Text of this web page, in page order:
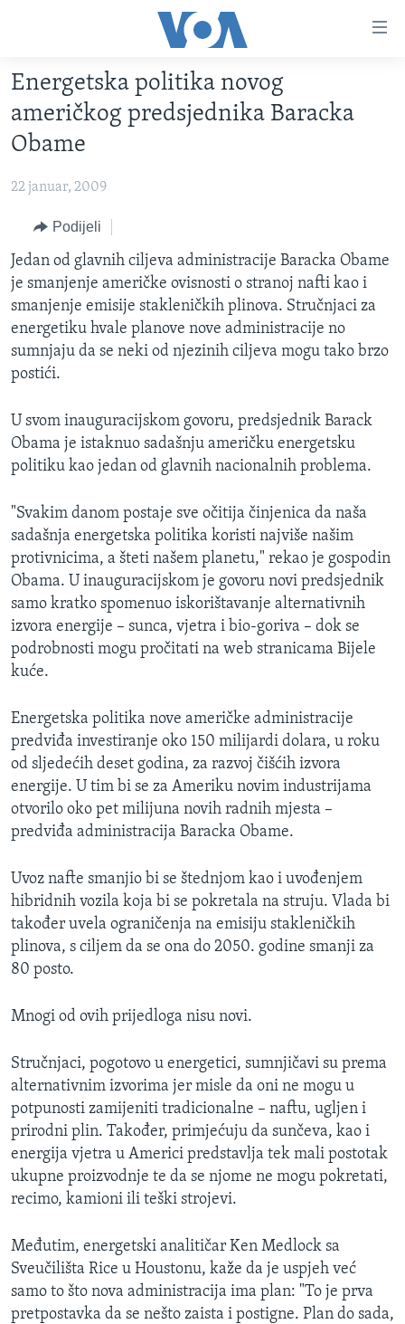
glavni
sadržaj
Pređi
na
glavnu
navigaciju
pretragu
TV PROGRAM
VIDEO
VIJESTI
SJEDINJENE AMERIČKE DRŽAVE
BOSNA I HERCEGOVINA
SVIJET
NAUKA I TEHNOLOGIJA
SPECIJALNI PROJEKTI
KORUPCIJA
SLOBODA MEDIJA
ŽENSKA STRANA
MAGAZIN
O GLASU AMERIKE
Learning English
PRATITE NAS
Jezici
Energetska politika novog
američkog predsjednika Baracka
Obame
22 januar, 2009
Podijeli
Jedan od glavnih ciljeva administracije Baracka Obame
je smanjenje američke ovisnosti o stranoj nafti kao i
smanjenje emisije stakleničkih plinova. Stručnjaci za
energetiku hvale planove nove administracije no
sumnjaju da se neki od njezinih ciljeva mogu tako brzo
postići.
U svom inauguracijskom govoru, predsjednik Barack
Obama je istaknuo sadašnju američku energetsku
politiku kao jedan od glavnih nacionalnih problema.
"Svakim danom postaje sve očitija činjenica da naša
sadašnja energetska politika koristi najviše našim
protivnicima, a šteti našem planetu," rekao je gospodin
Obama. U inauguracijskom je govoru novi predsjednik
samo kratko spomenuo iskorištavanje alternativnih
izvora energije – sunca, vjetra i bio-goriva – dok se
podrobnosti mogu pročitati na web stranicama Bijele
kuće.
Energetska politika nove američke administracije
predviđa investiranje oko 150 milijardi dolara, u roku
od sljedećih deset godina, za razvoj čišćih izvora
energije. U tim bi se za Ameriku novim industrijama
otvorilo oko pet milijuna novih radnih mjesta –
predviđa administracija Baracka Obame.
Uvoz nafte smanjio bi se štednjom kao i uvođenjem
hibridnih vozila koja bi se pokretala na struju. Vlada bi
također uvela ograničenja na emisiju stakleničkih
plinova, s ciljem da se ona do 2050. godine smanji za
80 posto.
Mnogi od ovih prijedloga nisu novi.
Stručnjaci, pogotovo u energetici, sumnjičavi su prema
alternativnim izvorima jer misle da oni ne mogu u
potpunosti zamijeniti tradicionalne – naftu, ugljen i
prirodni plin. Također, primjećuju da sunčeva, kao i
energija vjetra u Americi predstavlja tek mali postotak
ukupne proizvodnje te da se njome ne mogu pokretati,
recimo, kamioni ili teški strojevi.
Međutim, energetski analitičar Ken Medlock sa
Sveučilišta Rice u Houstonu, kaže da je uspjeh već
samo to što nova administracija ima plan: "To je prva
pretpostavka da se nešto zaista i postigne. Plan do sada,